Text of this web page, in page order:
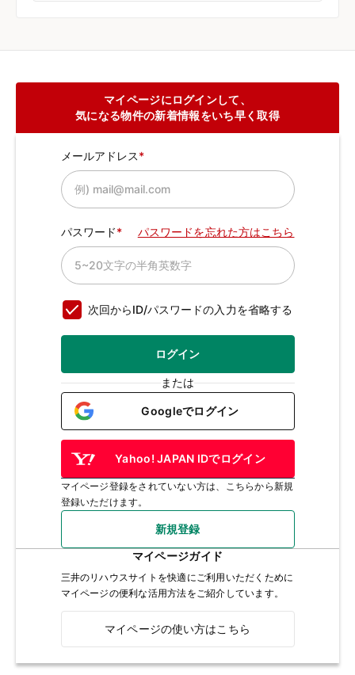
マイページにログインして、
気になる物件の新着情報をいち早く取得
メールアドレス
パスワード パスワードを忘れた方はこちら
次回からID/パスワードの入力を省略する
ログイン
または
Googleでログイン
Yahoo! JAPAN IDでログイン
マイページ登録をされていない方は、こちらから新規
登録いただけます。
新規登録
マイページガイド
三井のリハウスサイトを快適にご利用いただくために
マイページの便利な活用方法をご紹介しています。
マイページの使い方はこちら